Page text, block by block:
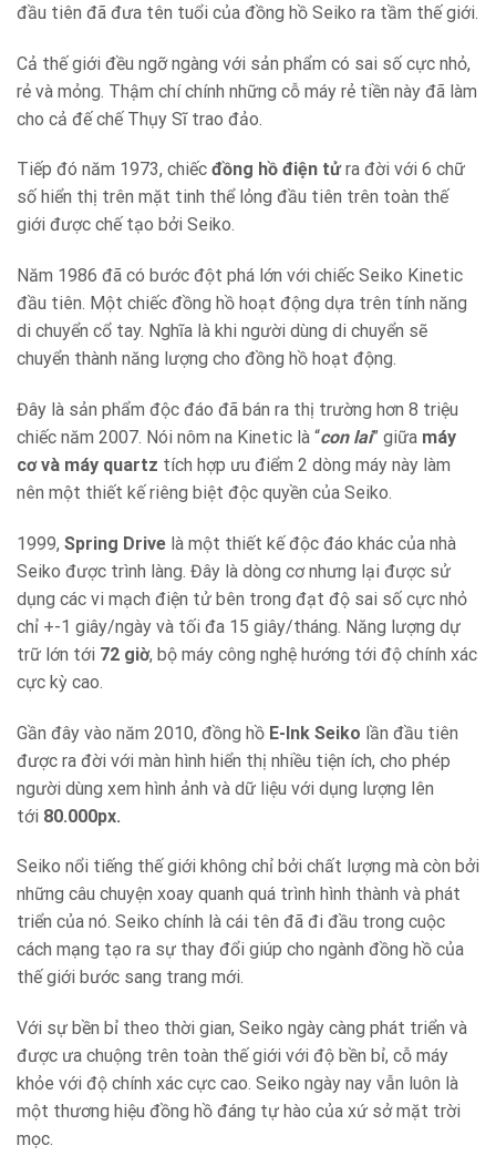
đầu tiên đã đưa tên tuổi của đồng hồ Seiko ra tầm thế giới.
Cả thế giới đều ngỡ ngàng với sản phẩm có sai số cực nhỏ,
rẻ và mỏng. Thậm chí chính những cỗ máy rẻ tiền này đã làm
cho cả đế chế Thụy Sĩ trao đảo.
Tiếp đó năm 1973, chiếc đồng hồ điện tửra đời với 6 chữ
số hiển thị trên mặt tinh thể lỏng đầu tiên trên toàn thế
giới được chế tạo bởi Seiko.
Năm 1986 đã có bước đột phá lớn với chiếc Seiko Kinetic
đầu tiên. Một chiếc đồng hồ hoạt động dựa trên tính năng
di chuyển cổ tay. Nghĩa là khi người dùng di chuyển sẽ
chuyển thành năng lượng cho đồng hồ hoạt động.
Đây là sản phẩm độc đáo đã bán ra thị trường hơn 8 triệu
chiếc năm 2007. Nói nôm na Kinetic là “con lai” giữa máy
cơ và máy quartz tích hợp ưu điểm 2 dòng máy này làm
nên một thiết kế riêng biệt độc quyền của Seiko.
1999, Spring Drive là một thiết kế độc đáo khác của nhà
Seiko được trình làng. Đây là dòng cơ nhưng lại được sử
dụng các vi mạch điện tử bên trong đạt độ sai số cực nhỏ
chỉ +-1 giây/ngày và tối đa 15 giây/tháng. Năng lượng dự
trữ lớn tới 72 giờ, bộ máy công nghệ hướng tới độ chính xác
cực kỳ cao.
Gần đây vào năm 2010, đồng hồ E-Ink Seiko lần đầu tiên
được ra đời với màn hình hiển thị nhiều tiện ích, cho phép
người dùng xem hình ảnh và dữ liệu với dụng lượng lên
tới 80.000px.
Seiko nổi tiếng thế giới không chỉ bởi chất lượng mà còn bởi
những câu chuyện xoay quanh quá trình hình thành và phát
triển của nó. Seiko chính là cái tên đã đi đầu trong cuộc
cách mạng tạo ra sự thay đổi giúp cho ngành đồng hồ của
thế giới bước sang trang mới.
Với sự bền bỉ theo thời gian, Seiko ngày càng phát triển và
được ưa chuộng trên toàn thế giới với độ bền bỉ, cỗ máy
khỏe với độ chính xác cực cao. Seiko ngày nay vẫn luôn là
một thương hiệu đồng hồ đáng tự hào của xứ sở mặt trời
mọc.